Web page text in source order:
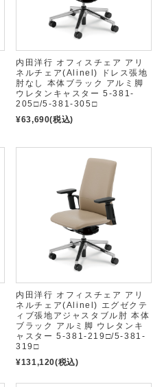
内田洋行 オフィスチェア アリ
ネルチェア(Alinel) ドレス張地
肘なし 本体ブラック アルミ脚
ウレタンキャスター 5-381-
205□/5-381-305□
¥63,690(税込)
内田洋行 オフィスチェア アリ
ネルチェア(Alinel) エグゼクテ
ィブ張地アジャスタブル肘 本体
ブラック アルミ脚 ウレタンキ
ャスター 5-381-219□/5-381-
319□
¥131,120(税込)